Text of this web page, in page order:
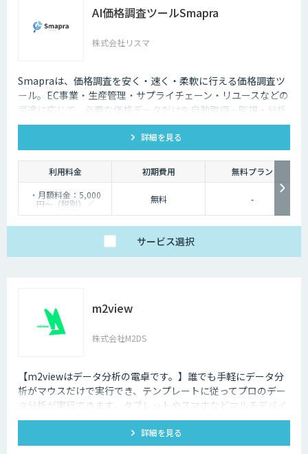
AI価格調査ツールSmapra
株式会社リスマ
Smapraは、価格調査を安く・速く・柔軟に行える価格調査ツ
ール。EC事業・生産管理・サプライチェーン・リユースなどの
用途に応じて、必要な価格データだけを自動取得・監視・分析
できる。
詳細を見る
利用料金 初期費用
無料プラン
・月額料金：5,000
円〜（税別）／
100URL〜
・最低契約期間：なし
無料 -
サービス選択
m2view
株式会社M2DS
【m2viewはデータ分析の電卓です。】誰でも手軽にデータ分
析がマウスだけで実行でき、テンプレートに従ってプロのデー
タ分析が実行できます。タブレットやスマホなどマルチデバイ
ス対応で、ブラウザから利用できます。現状分析や需要予測な
ど高度なデータ分析があなたの社内で実現できます。
詳細を見る